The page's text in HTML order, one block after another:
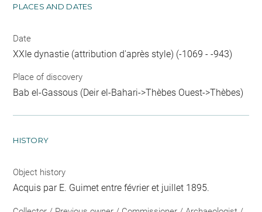
PLACES AND DATES
Date
XXIe dynastie (attribution d'après style) (-1069 - -943)
Place of discovery
Bab el-Gassous (Deir el-Bahari->Thèbes Ouest->Thèbes)
HISTORY
Object history
Acquis par E. Guimet entre février et juillet 1895.